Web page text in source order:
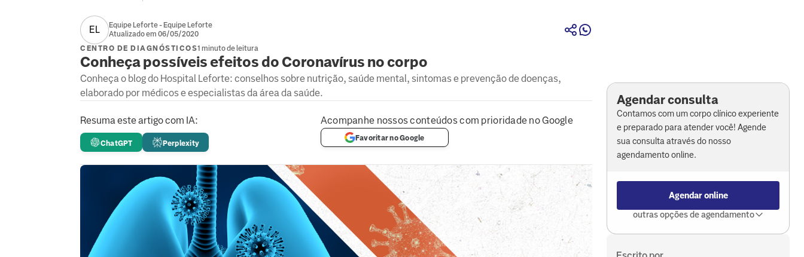
EL
Equipe Leforte - Equipe Leforte
Atualizado em 06/05/2020
CENTRO DE DIAGNÓSTICOS1 minuto de leitura
Conheça possíveis efeitos do Coronavírus no corpo
Conheça o blog do Hospital Leforte: conselhos sobre nutrição, saúde mental, sintomas e prevenção de doenças,
elaborado por médicos e especialistas da área da saúde.
Resuma este artigo com IA:
ChatGPT Perplexity
Acompanhe nossos conteúdos com prioridade no Google
Favoritar no Google
Agendar consulta
Contamos com um corpo clínico experiente
e preparado para atender você! Agende
sua consulta através do nosso
agendamento online.
Agendar online
outras opções de agendamento